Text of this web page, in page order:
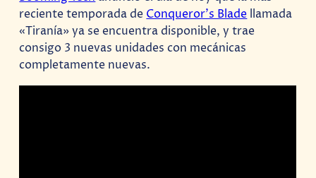
reciente temporada de Conqueror’s Blade llamada
«Tiranía» ya se encuentra disponible, y trae
consigo 3 nuevas unidades con mecánicas
completamente nuevas.